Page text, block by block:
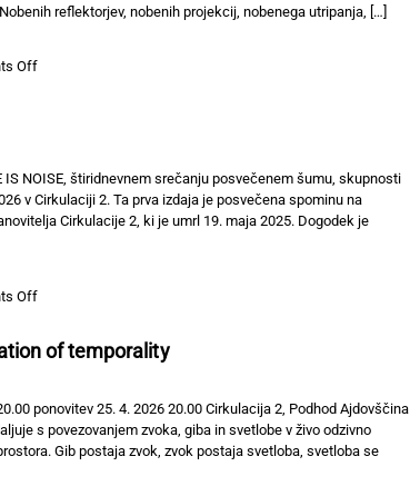
reflektorjev, nobenih projekcij, nobenega utripanja, […]
Offon
NIČESAR
SLABEGA
THERE
BAD
IN
IS NOISE, štiridnevnem srečanju posvečenem šumu, skupnosti
v Cirkulaciji 2. Ta prva izdaja je posvečena spominu na
Cirkulacije 2, ki je umrl 19. maja 2025. Dogodek je
Offon
ISof temporality
ponovitev 25. 4. 2026 20.00 Cirkulacija 2, Podhod Ajdovščina
s povezovanjem zvoka, giba in svetlobe v živo odzivno
Gib postaja zvok, zvok postaja svetloba, svetloba se